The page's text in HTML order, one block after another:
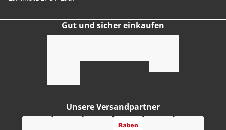
Gut und sicher einkaufen
Unsere Versandpartner